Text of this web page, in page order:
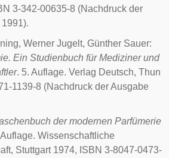
3-342-00635-8 (Nachdruck der
Werner Jugelt, Günther Sauer:
Ein Studienbuch für Mediziner und
. 5. Auflage. Verlag Deutsch, Thun
1139-8 (Nachdruck der Ausgabe
der modernen Parfümerie
Wissenschaftliche
Stuttgart 1974, ISBN 3-8047-0473-